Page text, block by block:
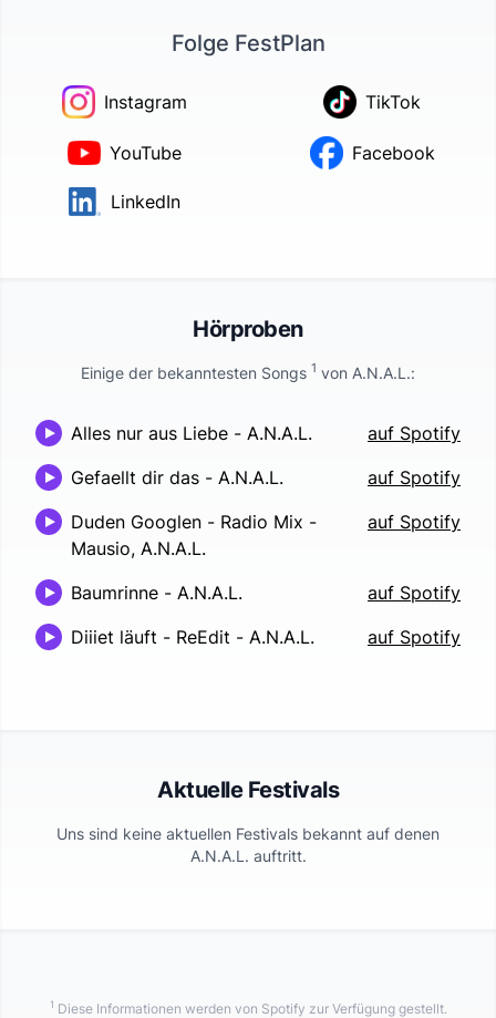
Folge FestPlan
Instagram TikTok
YouTube Facebook
LinkedIn
Hörproben
Einige der bekanntesten Songs 1 von A.N.A.L.:
Alles nur aus Liebe - A.N.A.L.
auf Spotify
Gefaellt dir das - A.N.A.L.
auf Spotify
Duden Googlen - Radio Mix -
Mausio, A.N.A.L.
auf Spotify
Baumrinne - A.N.A.L.
auf Spotify
Diiiet läuft - ReEdit - A.N.A.L. auf Spotify
Aktuelle Festivals
Uns sind keine aktuellen Festivals bekannt auf denen
A.N.A.L. auftritt.
1 Diese Informationen werden von Spotify zur Verfügung gestellt.